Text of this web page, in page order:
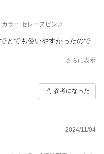
ラー:セレーヌピンク
とても使いやすかったので
さらに表示
参考になった
2024/11/04